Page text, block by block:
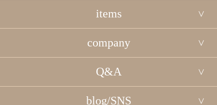
items
company
Q&A
blog/SNS